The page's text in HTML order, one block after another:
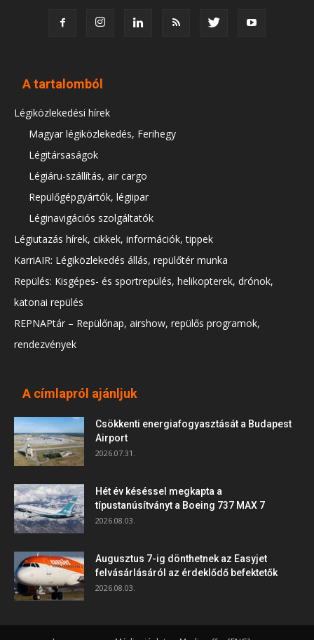
A tartalomból
Légiközlekedési hírek
Magyar légiközlekedés, Ferihegy
Légitársaságok
Légiáru-szállítás, air cargo
Repülőgépgyártók, légiipar
Léginavigációs szolgáltatók
Légiutazás hírek, cikkek, információk, tippek
KarriAIR: Légiközlekedés állás, repülőtér munka
Repülés: Kisgépes- és sportrepülés, helikopterek, drónok,
katonai repülés
REPNAPtár – Repülőnap, airshow, repülős programok,
rendezvények
A címlapról ajánljuk
Csökkenti energiafogyasztását a Budapest
Airport
2026.07.31.
Hét év késéssel megkapta a
típustanúsítványt a Boeing 737 MAX 7
2026.08.03.
Augusztus 7-ig dönthetnek az Easyjet
felvásárlásáról az érdeklődő befektetők
2026.08.03.